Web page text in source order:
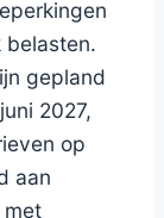
belasten.
gepland
2027,
op
aan
met